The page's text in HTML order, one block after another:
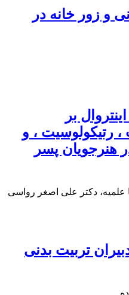
و زور خانه در
بر
، رتیکولوسیت ، و
هنرجویان پسر
علمیه، دکتر علی اصغر رواسی
تربیت بدنی